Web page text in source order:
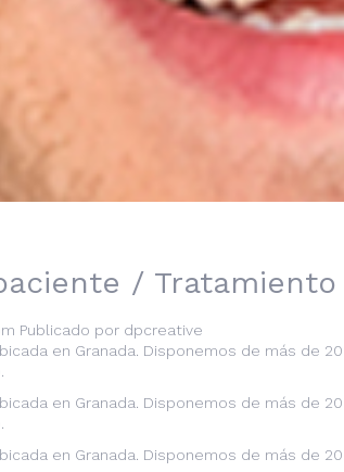
/ Tratamiento
Publicado por dpcreative
en Granada. Disponemos de más de
en Granada. Disponemos de más de
en Granada. Disponemos de más de